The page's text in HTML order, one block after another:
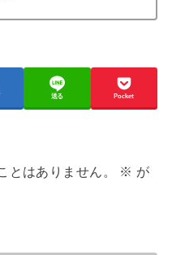
送る Pocket
とはありません。 ※ が